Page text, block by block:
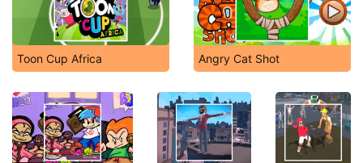
Toon Cup Africa Angry Cat Shot